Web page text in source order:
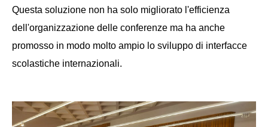
Questa soluzione non ha solo migliorato l'efficienza
dell'organizzazione delle conferenze ma ha anche
promosso in modo molto ampio lo sviluppo di interfacce
scolastiche internazionali.